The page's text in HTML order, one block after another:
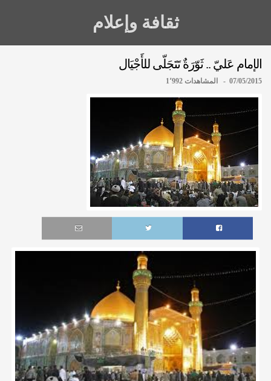
ثقافة وإعلام
الإمام عَليّ .. ثَوّرَةٌ تَتَجَلّى للأَجْيَال
07/05/2015 - المشاهدات 1٬992